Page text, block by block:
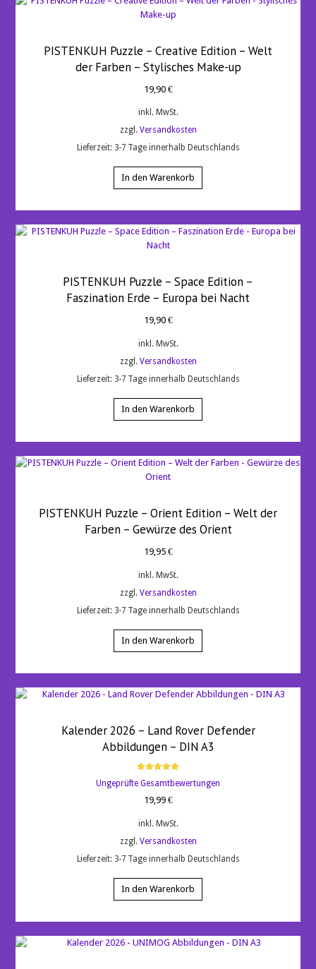
PISTENKUH Puzzle – Creative Edition – Welt
der Farben – Stylisches Make-up
19,90 €
inkl. MwSt.
zzgl. Versandkosten
Lieferzeit: 3-7 Tage innerhalb Deutschlands
In den Warenkorb
PISTENKUH Puzzle – Space Edition –
Faszination Erde – Europa bei Nacht
19,90 €
inkl. MwSt.
zzgl. Versandkosten
Lieferzeit: 3-7 Tage innerhalb Deutschlands
In den Warenkorb
PISTENKUH Puzzle – Orient Edition – Welt der
Farben – Gewürze des Orient
19,95 €
inkl. MwSt.
zzgl. Versandkosten
Lieferzeit: 3-7 Tage innerhalb Deutschlands
In den Warenkorb
Kalender 2026 – Land Rover Defender
Abbildungen – DIN A3
Bewertet
mit
von 5
Ungeprüfte Gesamtbewertungen
19,99 €
inkl. MwSt.
zzgl. Versandkosten
Lieferzeit: 3-7 Tage innerhalb Deutschlands
In den Warenkorb